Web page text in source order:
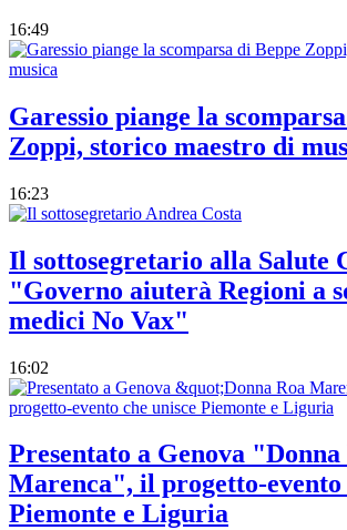
16:49
Garessio piange la
Zoppi, storico maestro di
16:23
Il sottosegretario alla Salute
"Governo aiuterà Regioni a
medici No Vax"
16:02
Presentato a Genova "Donna
Marenca", il progetto-evento
Piemonte e Liguria